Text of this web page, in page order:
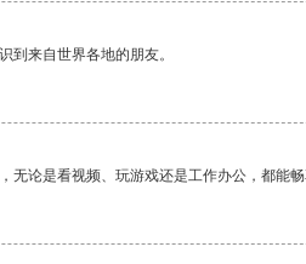
到来自世界各地的朋友。
无论是看视频、玩游戏还是工作办公，都能